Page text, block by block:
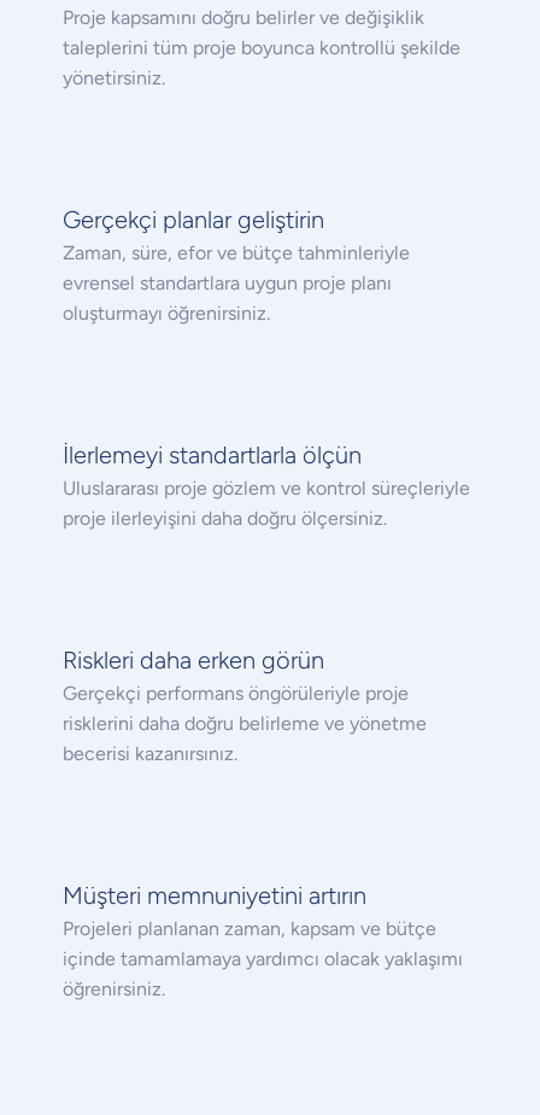
Proje kapsamını doğru belirler ve değişiklik
taleplerini tüm proje boyunca kontrollü şekilde
yönetirsiniz.
Gerçekçi planlar geliştirin
Zaman, süre, efor ve bütçe tahminleriyle
evrensel standartlara uygun proje planı
oluşturmayı öğrenirsiniz.
İlerlemeyi standartlarla ölçün
Uluslararası proje gözlem ve kontrol süreçleriyle
proje ilerleyişini daha doğru ölçersiniz.
Riskleri daha erken görün
Gerçekçi performans öngörüleriyle proje
risklerini daha doğru belirleme ve yönetme
becerisi kazanırsınız.
Müşteri memnuniyetini artırın
Projeleri planlanan zaman, kapsam ve bütçe
içinde tamamlamaya yardımcı olacak yaklaşımı
öğrenirsiniz.